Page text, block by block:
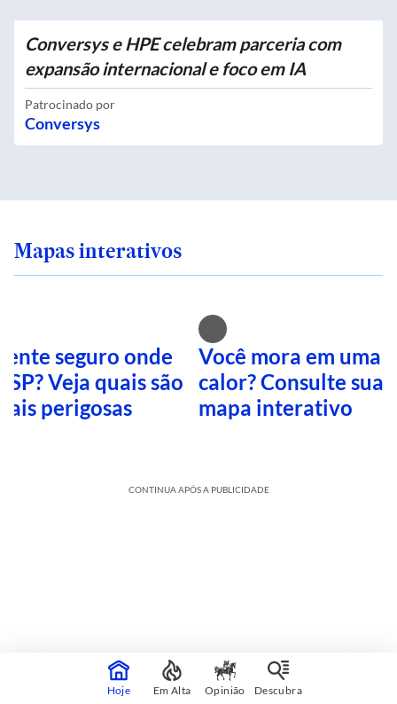
Conversys e HPE celebram parceria com
expansão internacional e foco em IA
Patrocinado por
Conversys
Mapas interativos
seguro onde
SP? Veja quais são
perigosas
Você mora em uma
calor? Consulte sua
mapa interativo
CONTINUA APÓS A PUBLICIDADE
Veja mais
Hoje Em Alta Opinião Descubra